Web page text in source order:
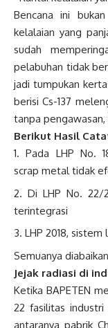
Bencana ini
kelalaian yang
sudah
pelabuhan tidak
jadi tumpukan
berisi Cs-137
tanpa
Berikut Hasil
Pada LHP No.
scrap metal tidak
Di LHP No. 22/
terintegrasi
LHP 2018,
Semuanya
Jejak radiasi di
Ketika BAPETEN
22 fasilitas industri
antaranya pabrik